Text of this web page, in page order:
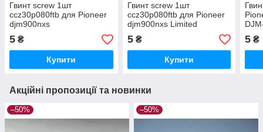
Гвинт screw 1шт
ccz30p080ftb для Pioneer
djm900nxs
5 ₴
Купити
Гвинт screw 1шт
ccz30p080ftb для Pioneer
djm900nxs Limited
Platinum edition
5₴
Купити
500
5 ₴
Акційні пропозиції та новинки
–50% –50%